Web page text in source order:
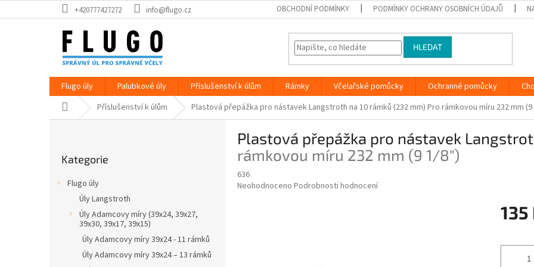
na
+420777427272 info@flugo.cz OBCHODNÍ PODMÍNKY PODMÍNKY OCHRANY OSOBNÍCH ÚDAJŮ
HLEDAT
Flugo úly Palubkové úly Příslušenství k úlům Rámky Včelařské pomůcky Ochranné pomůcky
Domů Příslušenství k úlům Plastová přepážka pro nástavek Langstroth na 10 rámků (232 mm) Pro rámkovou míru 232 mm (9
kategorie
Kategorie
Flugo úly
Úly Langstroth
Úly Adamcovy míry (39x24, 39x27,
39x30, 39x17, 39x15)
Úly Adamcovy míry 39x24 - 11 rámků
Úly Adamcovy míry 39x24 – 13 rámků
Plastová přepážka pro nástavek
rámkovou míru 232 mm (9 1/8″)
636
Průměrné
Neohodnoceno Podrobnosti hodnocení
135
cena: